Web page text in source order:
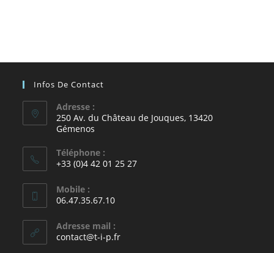
Infos De Contact
Adresse :
250 Av. du Château de Jouques, 13420
Gémenos
Téléphone :
+33 (0)4 42 01 25 27
Mobile :
06.47.35.67.10
Adresse mail :
contact@t-i-p.fr